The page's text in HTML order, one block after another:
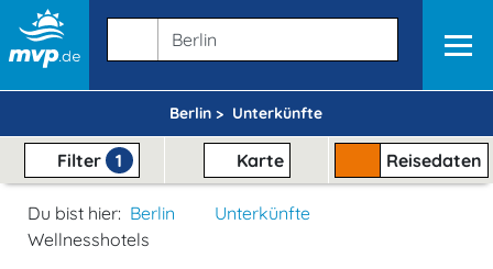
Berlin > Unterkünfte
Filter 1 Karte Reisedaten
Du bist hier: Berlin
Unterkünfte
Wellnesshotels